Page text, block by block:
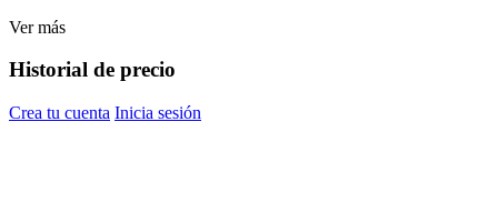
Ver más
Historial de precio
Crea tu cuenta Inicia sesión